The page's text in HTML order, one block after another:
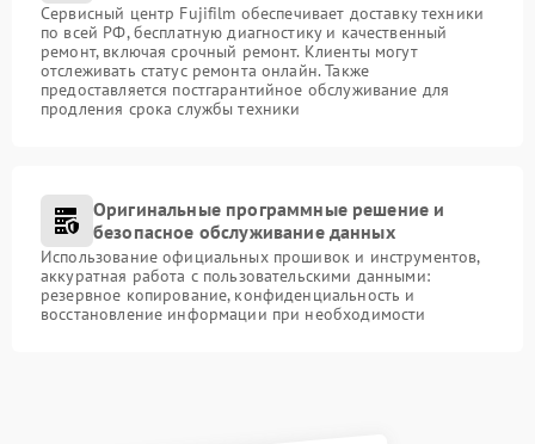
Сервисный центр Fujifilm обеспечивает доставку техники
по всей РФ, бесплатную диагностику и качественный
ремонт, включая срочный ремонт. Клиенты могут
отслеживать статус ремонта онлайн. Также
предоставляется постгарантийное обслуживание для
продления срока службы техники
Оригинальные программные решение и
безопасное обслуживание данных
Использование официальных прошивок и инструментов,
аккуратная работа с пользовательскими данными:
резервное копирование, конфиденциальность и
восстановление информации при необходимости